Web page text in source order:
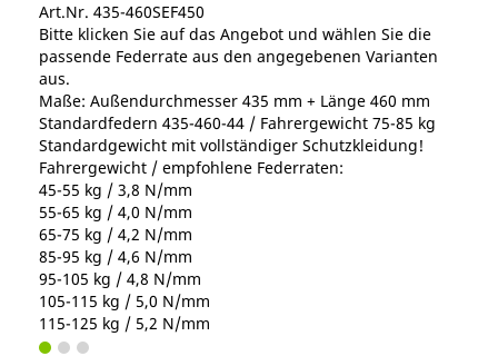
Art.Nr. 435-460SEF450
Bitte klicken Sie auf das Angebot und wählen Sie die
passende Federrate aus den angegebenen Varianten
aus.
Maße: Außendurchmesser 435 mm + Länge 460 mm
Standardfedern 435-460-44 / Fahrergewicht 75-85 kg
Standardgewicht mit vollständiger Schutzkleidung!
Fahrergewicht / empfohlene Federraten:
45-55 kg / 3,8 N/mm
55-65 kg / 4,0 N/mm
65-75 kg / 4,2 N/mm
85-95 kg / 4,6 N/mm
95-105 kg / 4,8 N/mm
105-115 kg / 5,0 N/mm
115-125 kg / 5,2 N/mm